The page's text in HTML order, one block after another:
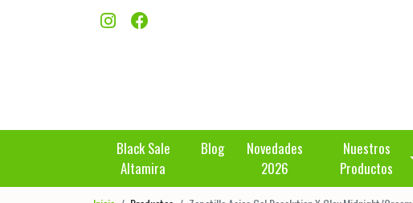
Black Sale
Altamira
Blog
Novedades
2026
Nuestros
Productos